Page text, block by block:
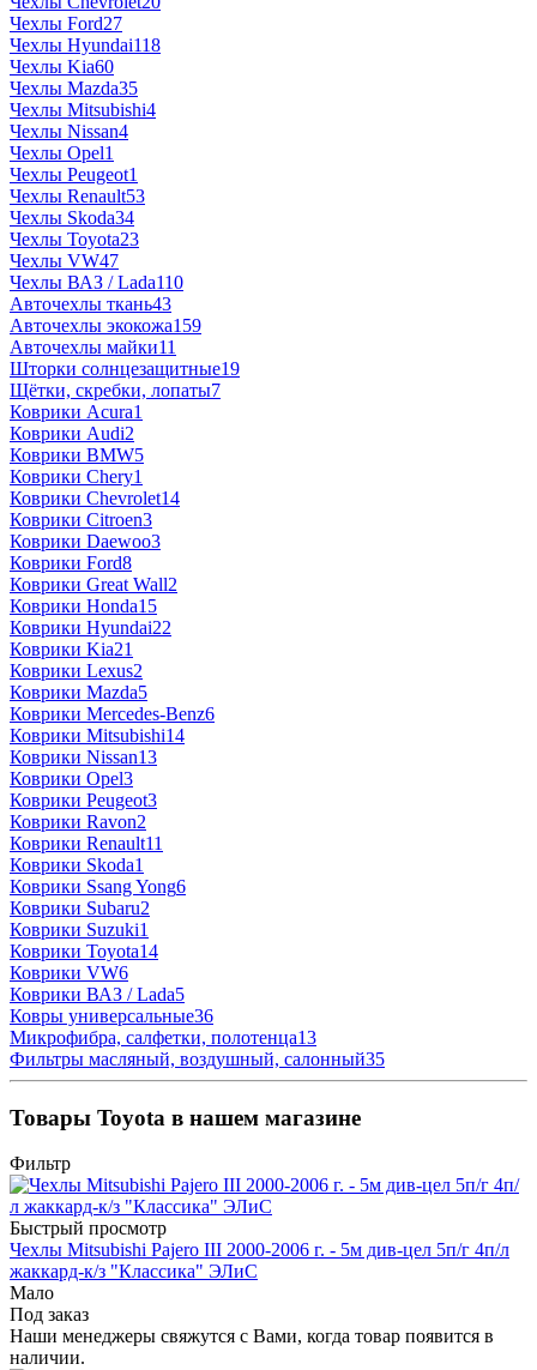
Чехлы Ford27
Чехлы Hyundai118
Чехлы Kia60
Чехлы Mazda35
Чехлы Mitsubishi4
Чехлы Nissan4
Чехлы Opel1
Чехлы Peugeot1
Чехлы Renault53
Чехлы Skoda34
Чехлы Toyota23
Чехлы VW47
Чехлы ВАЗ / Lada110
Авточехлы ткань43
Авточехлы экокожа159
Авточехлы майки11
Шторки солнцезащитные19
Щётки, скребки, лопаты7
Коврики Acura1
Коврики Audi2
Коврики BMW5
Коврики Chery1
Коврики Chevrolet14
Коврики Citroen3
Коврики Daewoo3
Коврики Ford8
Коврики Great Wall2
Коврики Honda15
Коврики Hyundai22
Коврики Kia21
Коврики Lexus2
Коврики Mazda5
Коврики Mercedes-Benz6
Коврики Mitsubishi14
Коврики Nissan13
Коврики Opel3
Коврики Peugeot3
Коврики Ravon2
Коврики Renault11
Коврики Skoda1
Коврики Ssang Yong6
Коврики Subaru2
Коврики Suzuki1
Коврики Toyota14
Коврики VW6
Коврики ВАЗ / Lada5
Ковры универсальные36
Микрофибра, салфетки, полотенца13
Фильтры масляный, воздушный, салонный35
Товары Toyota в нашем магазине
Фильтр
Быстрый просмотр
Чехлы Mitsubishi Pajero III 2000-2006 г. - 5м див-цел 5п/г 4п/л
жаккард-к/з "Классика" ЭЛиС
Мало
Под заказ
Наши менеджеры свяжутся с Вами, когда товар появится в
наличии.